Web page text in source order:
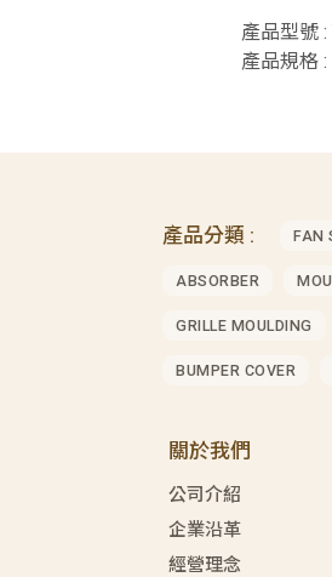
產品型號
產品規格 :
產品分類 : FAN
ABSORBER
GRILLE MOULDING
BUMPER COVER
關於我們
公司介紹
企業沿革
經營理念